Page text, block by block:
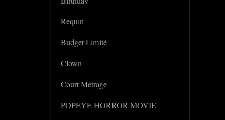
Requin
Budget Limité
Clown
Court Metrage
POPEYE HORROR MOVIE